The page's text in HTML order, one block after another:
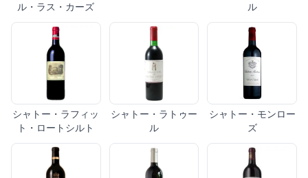
ル・ラス・カーズ
ル
シャトー・ラフィッ
ト・ロートシルト
シャトー・ラトゥー
ル
シャトー・モンロー
ズ